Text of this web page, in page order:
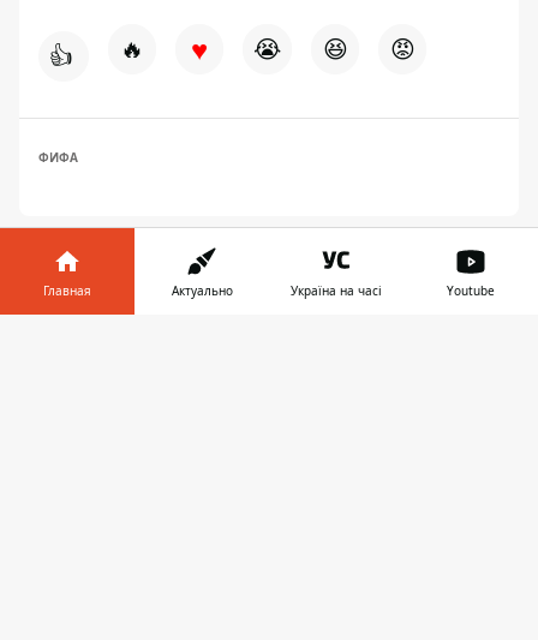
👍 🔥 ♥ 😭 😆 😡
ФИФА
Главная Актуально Україна на часі Youtube